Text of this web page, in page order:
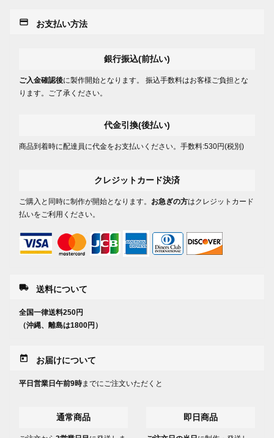
payment お支払い方法
銀行振込(前払い)
ご入金確認後に製作開始となります。 振込手数料はお客様ご負担とな
ります。ご了承ください。
代金引換(後払い)
商品到着時に配達員に代金をお支払いください。手数料:530円(税別)
クレジットカード決済
ご購入と同時に制作が開始となります。 お急ぎの方はクレジットカード
払いをご利用ください。
local_shipping 送料について
全国一律送料250円
（沖縄、離島は1800円）
today お届けについて
平日営業日午前9時までにご注文いただくと
通常商品 即日商品